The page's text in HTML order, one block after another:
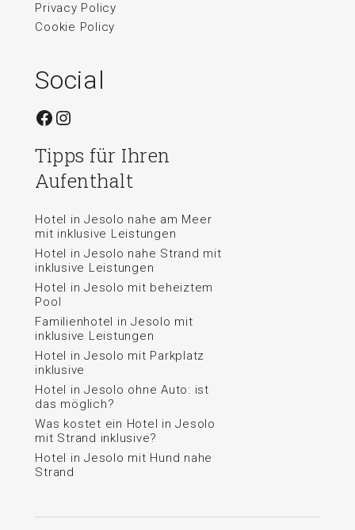
Privacy Policy
Cookie Policy
Social
Facebook
Instagram
Tipps für Ihren
Aufenthalt
Hotel in Jesolo nahe am Meer
mit inklusive Leistungen
Hotel in Jesolo nahe Strand mit
inklusive Leistungen
Hotel in Jesolo mit beheiztem
Pool
Familienhotel in Jesolo mit
inklusive Leistungen
Hotel in Jesolo mit Parkplatz
inklusive
Hotel in Jesolo ohne Auto: ist
das möglich?
Was kostet ein Hotel in Jesolo
mit Strand inklusive?
Hotel in Jesolo mit Hund nahe
Strand